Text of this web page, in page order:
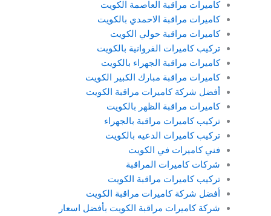
كاميرات مراقبة العاصمة الكويت
كاميرات مراقبة الاحمدي بالكويت
كاميرات مراقبة حولي الكويت
تركيب كاميرات الفروانية بالكويت
كاميرات مراقبة الجهراء بالكويت
كاميرات مراقبة مبارك الكبير الكويت
أفضل شركة كاميرات مراقبة الكويت
كاميرات مراقبة الظهر بالكويت
تركيب كاميرات مراقبة بالجهراء
تركيب كاميرات الدعيه بالكويت
فني كاميرات في الكويت
شركات كاميرات المراقبة
تركيب كاميرات مراقبة الكويت
أفضل شركة كاميرات مراقبة الكويت
شركة كاميرات مراقبة الكويت بأفضل اسعار